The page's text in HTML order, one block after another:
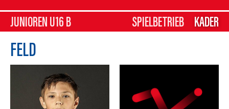
JUNIOREN U16 B SPIELBETRIEB KADER
FELD